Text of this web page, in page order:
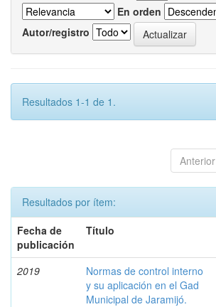
En orden
Autor/registro
Resultados 1-1 de 1.
Anterior
Resultados por ítem:
Fecha de
publicación
Título
2019
Normas de control interno
y su aplicación en el Gad
Municipal de Jaramijó.